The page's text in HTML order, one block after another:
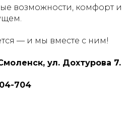
возможности, комфорт и
— и мы вместе с ним!
ул. Дохтурова 7.
704